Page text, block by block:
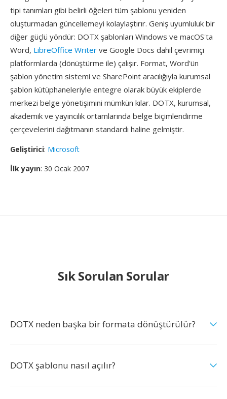
tipi tanımları gibi belirli öğeleri tüm şablonu yeniden
oluşturmadan güncellemeyi kolaylaştırır. Geniş uyumluluk bir
diğer güçlü yöndür: DOTX şablonları Windows ve macOS'ta
Word, LibreOffice Writer ve Google Docs dahil çevrimiçi
platformlarda (dönüştürme ile) çalışır. Format, Word'ün
şablon yönetim sistemi ve SharePoint aracılığıyla kurumsal
şablon kütüphaneleriyle entegre olarak büyük ekiplerde
merkezi belge yönetişimini mümkün kılar. DOTX, kurumsal,
akademik ve yayıncılık ortamlarında belge biçimlendirme
çerçevelerini dağıtmanın standardı haline gelmiştir.
Geliştirici: Microsoft
İlk yayın: 30 Ocak 2007
Sık Sorulan Sorular
DOTX neden başka bir formata dönüştürülür?
DOTX şablonu nasıl açılır?